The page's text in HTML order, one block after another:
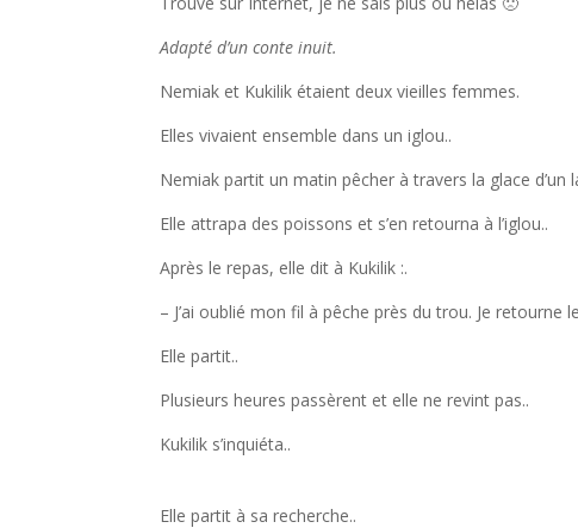
Adapté d’un conte inuit.
Nemiak et Kukilik étaient deux vieilles femmes.
Elles vivaient ensemble dans un iglou..
Nemiak partit un matin pêcher à travers la glace d’un
Elle attrapa des poissons et s’en retourna à l’iglou..
Après le repas, elle dit à Kukilik :.
– J’ai oublié mon fil à pêche près du trou. Je retourne
Elle partit..
Plusieurs heures passèrent et elle ne revint pas..
Kukilik s’inquiéta..
Elle partit à sa recherche..